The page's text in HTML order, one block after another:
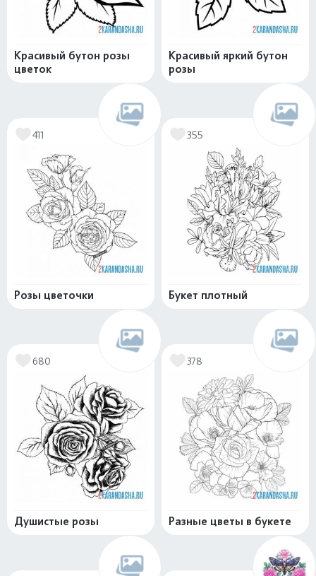
Красивый бутон розы
цветок
Красивый яркий бутон
розы
411
Розы цветочки
355
Букет плотный
680
Душистые розы
378
Разные цветы в букете